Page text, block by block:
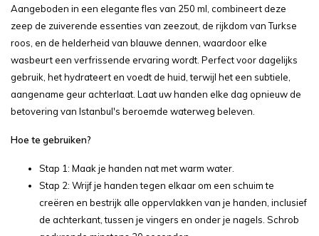
Aangeboden in een elegante fles van 250 ml, combineert deze
zeep de zuiverende essenties van zeezout, de rijkdom van Turkse
roos, en de helderheid van blauwe dennen, waardoor elke
wasbeurt een verfrissende ervaring wordt. Perfect voor dagelijks
gebruik, het hydrateert en voedt de huid, terwijl het een subtiele,
aangename geur achterlaat. Laat uw handen elke dag opnieuw de
betovering van Istanbul's beroemde waterweg beleven.
Hoe te gebruiken?
Stap 1: Maak je handen nat met warm water.
Stap 2: Wrijf je handen tegen elkaar om een schuim te
creëren en bestrijk alle oppervlakken van je handen, inclusief
de achterkant, tussen je vingers en onder je nagels. Schrob